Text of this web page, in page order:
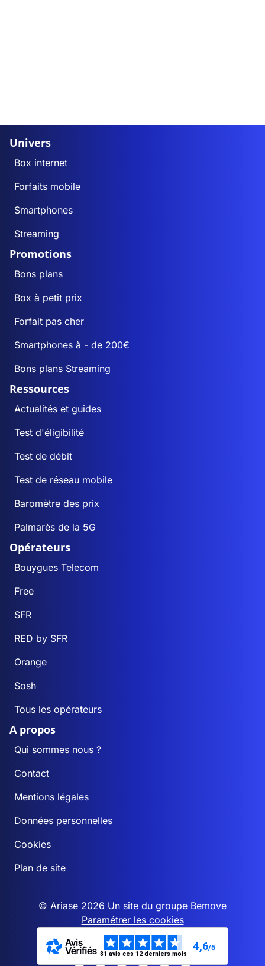
Univers
Box internet
Forfaits mobile
Smartphones
Streaming
Promotions
Bons plans
Box à petit prix
Forfait pas cher
Smartphones à - de 200€
Bons plans Streaming
Ressources
Actualités et guides
Test d'éligibilité
Test de débit
Test de réseau mobile
Baromètre des prix
Palmarès de la 5G
Opérateurs
Bouygues Telecom
Free
SFR
RED by SFR
Orange
Sosh
Tous les opérateurs
A propos
Qui sommes nous ?
Contact
Mentions légales
Données personnelles
Cookies
Plan de site
© Ariase 2026 Un site du groupe Bemove
Paramétrer les cookies
81 avis ces 12 derniers mois
4,6/5